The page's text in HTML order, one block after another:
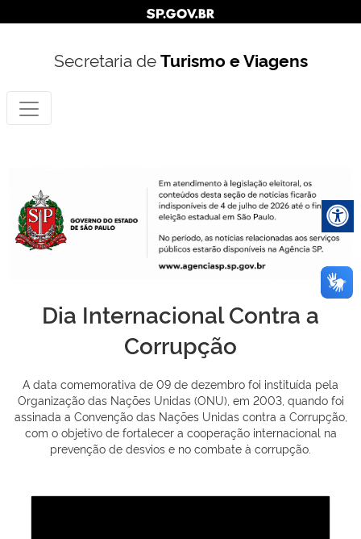
Secretaria deTurismo e Viagens
Dia Internacional Contra a
Corrupção
A data comemorativa de 09 de dezembro foi instituída pela
Organização das Nações Unidas (ONU), em 2003, quando foi
assinada a Convenção das Nações Unidas contra a Corrupção,
com o objetivo de fortalecer a cooperação internacional na
prevenção de desvios e no combate à corrupção.